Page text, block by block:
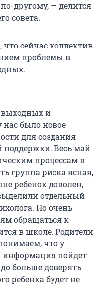
другому, — делится
совета.
сейчас коллектив
проблемы в
выходных и
нас было новое
для создания
поддержки. Весь май
процессам в
группа риска ясная,
ребенок доволен,
отдельный
Но очень
обращаться к
в школе. Родители
что у
информация пойдет
больше доверять
ребенка будет не